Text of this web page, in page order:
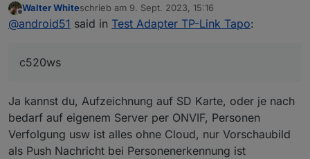
ich stehe vor der Anschaffung einer Kamera tapo
c520ws. Kann mir hier jemand sagen, ob ich die
der Visualisierung sehen oder kann man über
iobroker nur Einstellungen verändern?
Danke für eure Rückmeldungen.
Offline
Walter Whiteschrieb am 9. Sept. 2023, 15:16
zuletzt editiert von
@android51 said in Test Adapter TP-Link Tapo:
c520ws
Ja kannst du, Aufzeichnung auf SD Karte, oder je nach
bedarf auf eigenem Server per ONVIF, Personen
Verfolgung usw ist alles ohne Cloud, nur Vorschaubild
als Push Nachricht bei Personenerkennung ist